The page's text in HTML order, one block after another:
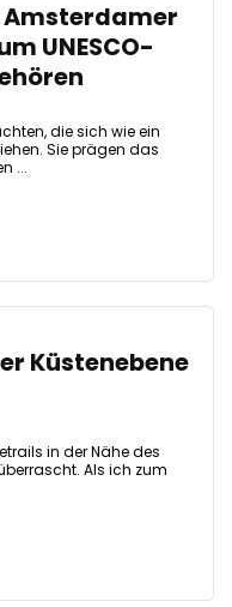
UNESCO-
die sich wie ein
Sie prägen das
...
Küstenebene
in der Nähe des
Als ich zum